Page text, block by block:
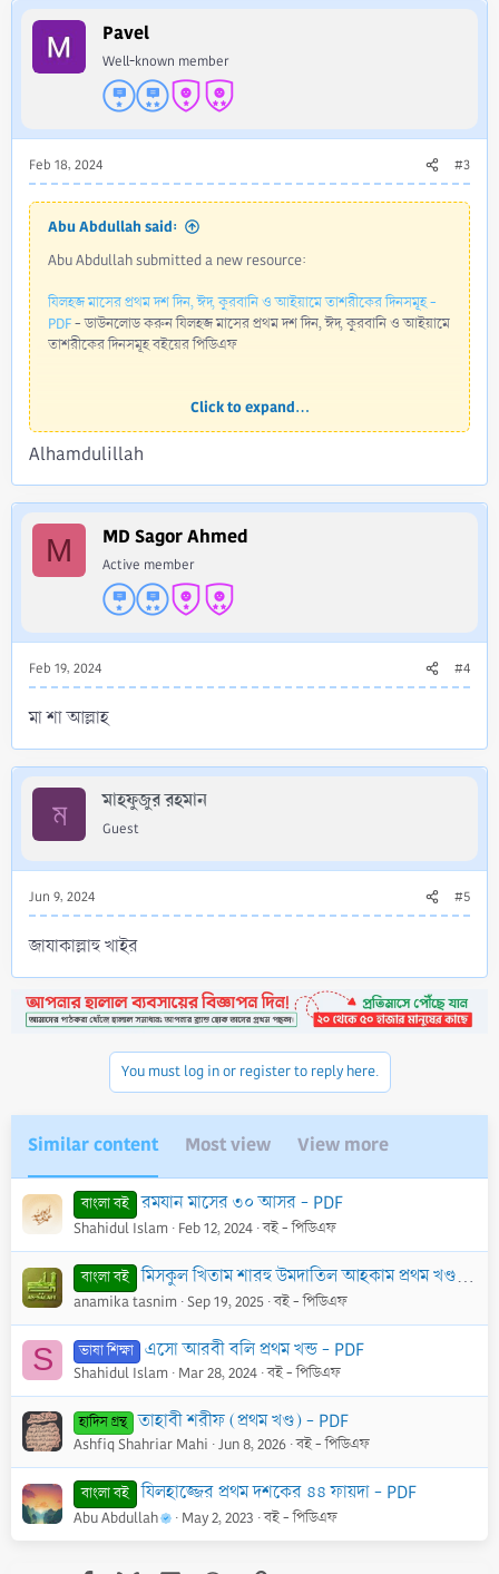
Pavel
Well-known member
Feb 18, 2024 #3
Abu Abdullah said:
Abu Abdullah submitted a new resource:
যিলহজ মাসের প্রথম দশ দিন, ঈদ, কুরবানি ও আইয়ামে তাশরীকের দিনসমূহ -
PDF- ডাউনলোড করুন যিলহজ মাসের প্রথম দশ দিন, ঈদ, কুরবানি ও আইয়ামে
তাশরীকের দিনসমূহ বইয়ের পিডিএফ
Read more about this resource...
Click to expand...
Alhamdulillah
M MD Sagor Ahmed
Active member
Feb 19, 2024 #4
মা শা আল্লাহ
ম মাহফুজুর রহমান
Guest
Jun 9, 2024 #5
জাযাকাল্লাহু খাইর
You must log in or register to reply here.
Similar content Most view View more
বাংলা বই রমযান মাসের ৩০ আসর - PDF
Shahidul Islam Feb 12, 2024 বই - পিডিএফ
বাংলা বই মিসকুল খিতাম শারহু উমদাতিল আহকাম প্রথম খণ্ড - PDF
anamika tasnim Sep 19, 2025 বই - পিডিএফ
S ভাষা শিক্ষা এসো আরবী বলি প্রথম খন্ড - PDF
Shahidul Islam Mar 28, 2024 বই - পিডিএফ
হাদিস গ্রন্থ তাহাবী শরীফ (প্রথম খণ্ড) - PDF
Ashfiq Shahriar Mahi Jun 8, 2026 বই - পিডিএফ
বাংলা বই যিলহাজ্জের প্রথম দশকের ৪৪ ফায়দা - PDF
Abu Abdullah May 2, 2023 বই - পিডিএফ